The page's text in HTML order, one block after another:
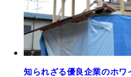
知られざる優良企業のホ